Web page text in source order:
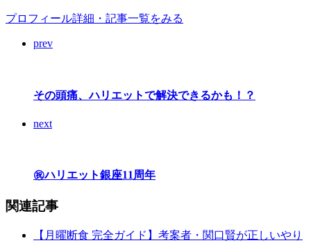
プロフィール詳細・記事一覧をみる
prev
その頭痛、ハリエットで解決できるかも！？
next
㊗️ハリエット銀座11周年
関連記事
【月曜断食 完全ガイド】考案者・関口賢が正しいやり